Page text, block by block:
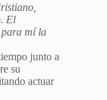
El
para mí la
junto a
su
actuar